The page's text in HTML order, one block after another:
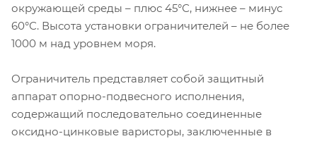
окружающей среды – плюс 45°С, нижнее – минус
60°С. Высота установки ограничителей – не более
1000 м над уровнем моря.
Ограничитель представляет собой защитный
аппарат опорно-подвесного исполнения,
содержащий последовательно соединенные
оксидно-цинковые варисторы, заключенные в